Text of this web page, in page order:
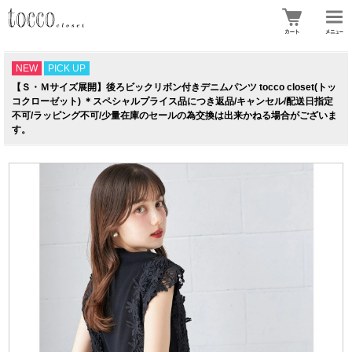
NEW
PICK UP
【Ｓ・Ｍサイズ展開】後ろビックリボン付きデニムパンツ tocco closet(トッ
コクローゼット) ＊スペシャルプライス品につき返品/キャンセル/配送日指定
不可/ラッピング不可/少量在庫のセールの為交換は出来かねる場合がございま
す。